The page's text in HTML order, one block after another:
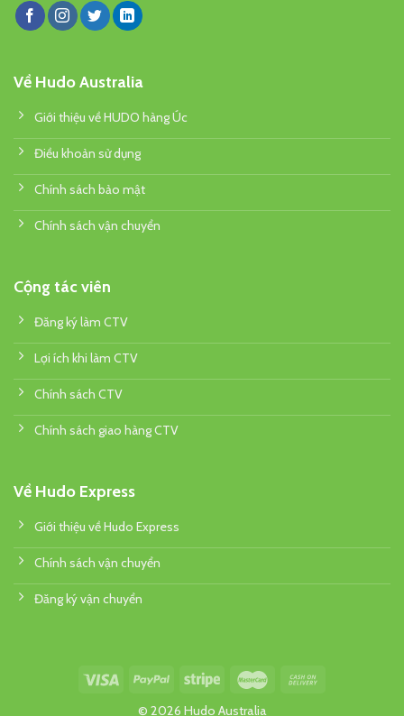
Về Hudo Australia
Giới thiệu về HUDO hàng Úc
Điều khoản sử dụng
Chính sách bảo mật
Chính sách vận chuyển
Cộng tác viên
Đăng ký làm CTV
Lợi ích khi làm CTV
Chính sách CTV
Chính sách giao hàng CTV
Về Hudo Express
Giới thiệu về Hudo Express
Chính sách vận chuyển
Đăng ký vận chuyển
© 2026 Hudo Australia